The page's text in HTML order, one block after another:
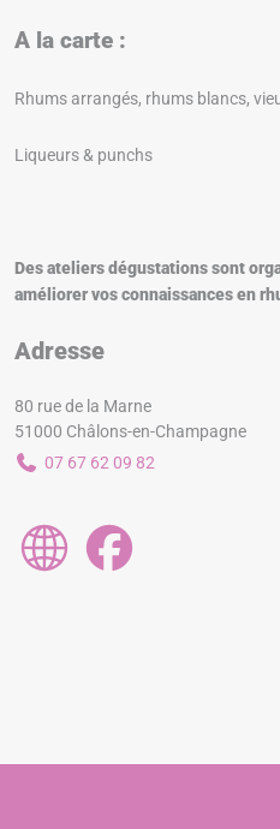
A la carte :
Rhums arrangés, rhums blancs,
Liqueurs & punchs
Des ateliers dégustations sont
améliorer vos connaissances en
Adresse
80 rue de la Marne
51000 Châlons-en-Champagne
07 67 62 09 82